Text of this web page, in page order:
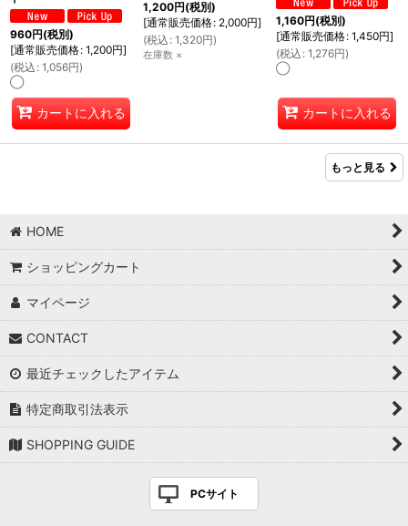
960円(税別)
[通常販売価格: 1,200円]
(税込 : 1,056円)
◯
カートに入れる
1,200円(税別)
[通常販売価格: 2,000円]
(税込 : 1,320円)
在庫数 ×
1,160円(税別)
[通常販売価格: 1,450円]
(税込 : 1,276円)
◯
カートに入れる
もっと見る
HOME
ショッピングカート
マイページ
CONTACT
最近チェックしたアイテム
特定商取引法表示
SHOPPING GUIDE
PCサイト